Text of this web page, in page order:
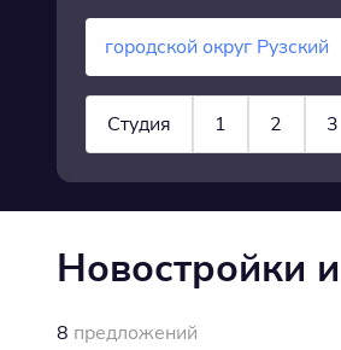
Студия 1 2 3
Новостройки
8 предложений